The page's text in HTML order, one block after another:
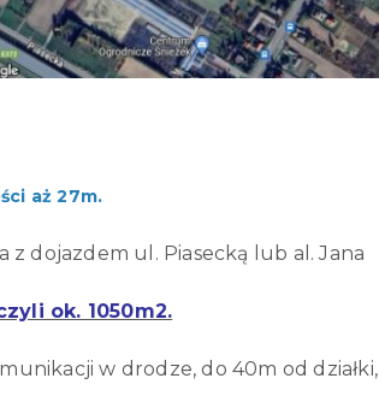
aż 27m.
z dojazdem ul. Piasecką lub al. Jana
ok. 1050m2.
w drodze, do 40m od działki,